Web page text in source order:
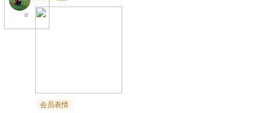
会员表情